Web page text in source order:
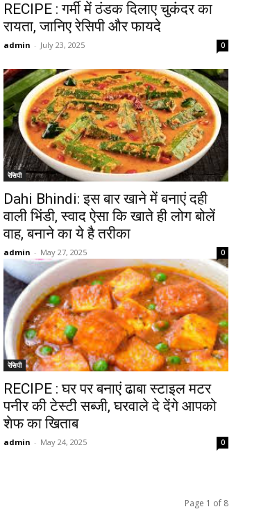
RECIPE : गर्मी में ठंडक दिलाए चुकंदर का
रायता, जानिए रेसिपी और फायदे
admin - July 23, 2025 0
रेसिपी
Dahi Bhindi: इस बार खाने में बनाएं दही
वाली भिंडी, स्वाद ऐसा कि खाते ही लोग बोलें
वाह, बनाने का ये है तरीका
admin - May 27, 2025 0
रेसिपी
RECIPE : घर पर बनाएं ढाबा स्टाइल मटर
पनीर की टेस्टी सब्जी, घरवाले दे देंगे आपको
शेफ का खिताब
admin - May 24, 2025 0
Page 1 of 8